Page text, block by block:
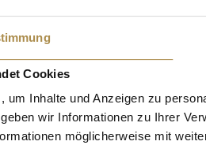
Cookies
um Inhalte und Anzeigen zu
wir Informationen zu Ihrer
möglicherweise mit